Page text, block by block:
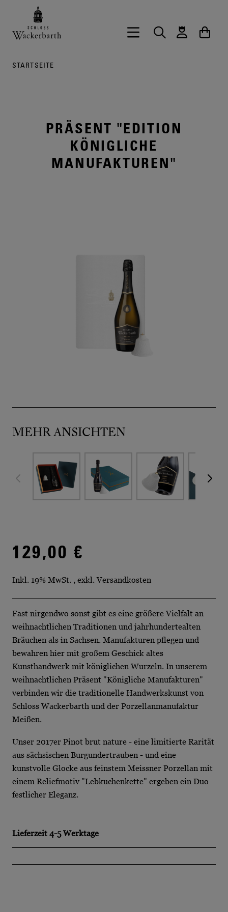
Zurück zur Startseite vom Onlineshop
Hauptnavigation öffnen
Suche
STARTSEITE
PRÄSENT "EDITION
KÖNIGLICHE
MANUFAKTUREN"
MEHR ANSICHTEN
129,00 €
Inkl. 19% MwSt. , exkl.Versandkosten
Fast nirgendwo sonst gibt es eine größere Vielfalt an
weihnachtlichen Traditionen und jahrhundertealten
Bräuchen als in Sachsen. Manufakturen pflegen und
bewahren hier mit großem Geschick altes
Kunsthandwerk mit königlichen Wurzeln. In unserem
weihnachtlichen Präsent "Königliche Manufakturen"
verbinden wir die traditionelle Handwerkskunst von
Schloss Wackerbarth und der Porzellanmanufaktur
Meißen.
Unser 2017er Pinot brut nature - eine limitierte Rarität
aus sächsischen Burgundertrauben - und eine
kunstvolle Glocke aus feinstem Meissner Porzellan mit
einem Reliefmotiv "Lebkuchenkette" ergeben ein Duo
festlicher Eleganz.
Lieferzeit 4-5 Werktage